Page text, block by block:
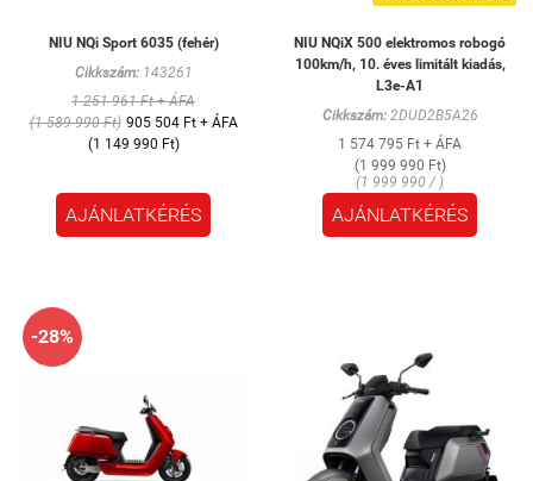
NIU NQi Sport 6035 (fehér)
Cikkszám:143261
1 251 961 Ft + ÁFA
(1 589 990 Ft) 905 504 Ft + ÁFA
(1 149 990 Ft)
AJÁNLATKÉRÉS
NIU NQiX 500 elektromos robogó
100km/h, 10. éves limitált kiadás,
L3e-A1
Cikkszám:2DUD2B5A26
1 574 795 Ft + ÁFA
(1 999 990 Ft)
(1 999 990 / )
AJÁNLATKÉRÉS
-28%